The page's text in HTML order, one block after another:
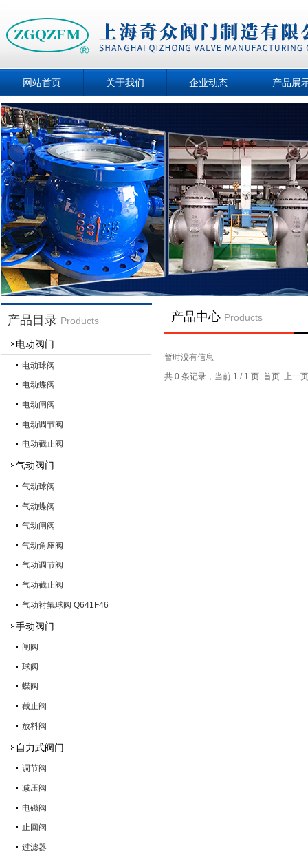
网站首页 关于我们 企业动态 产品展
产品目录 Products
电动阀门
电动球阀
电动蝶阀
电动闸阀
电动调节阀
电动截止阀
气动阀门
气动球阀
气动蝶阀
气动闸阀
气动角座阀
气动调节阀
气动截止阀
气动衬氟球阀 Q641F46
手动阀门
闸阀
球阀
蝶阀
截止阀
放料阀
自力式阀门
调节阀
减压阀
电磁阀
止回阀
过滤器
产品中心 Products
暂时没有信息
共 0 条记录，当前 1 / 1 页 首页 上一